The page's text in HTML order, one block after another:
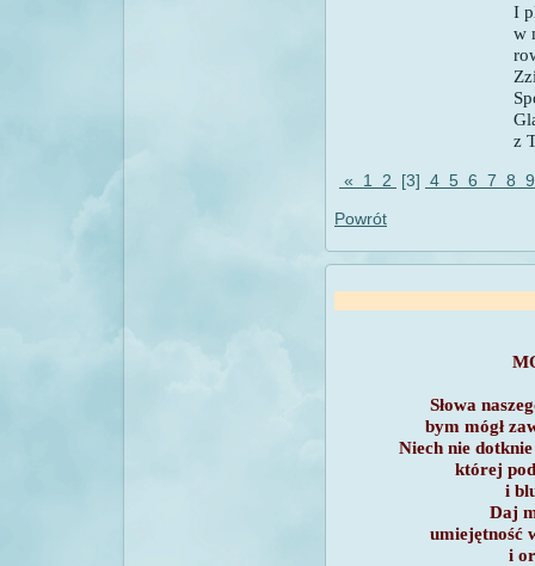
I
w
z
« 1 2 [3] 4 5 6 7 8
Powrót
Słowa
bym mógł
Niech nie
której
i
Daj
umiejętność
i